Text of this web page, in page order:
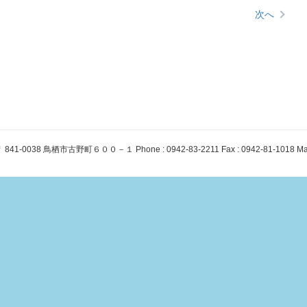
次へ
841-0038 鳥栖市古野町６００－１ Phone : 0942-83-2211 Fax : 0942-81-1018